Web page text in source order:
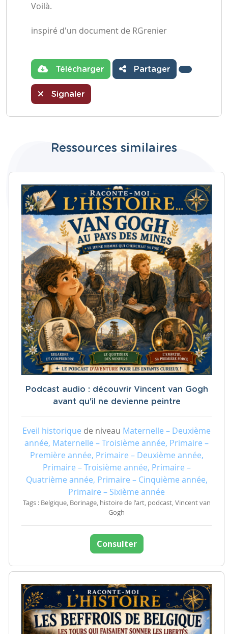
Voilà.
inspiré d'un document de RGrenier
Télécharger Partager
Signaler
Ressources similaires
Podcast audio : découvrir Vincent van Gogh
avant qu'il ne devienne peintre
Eveil historique de niveau Maternelle – Deuxième
année, Maternelle – Troisième année, Primaire –
Première année, Primaire – Deuxième année,
Primaire – Troisième année, Primaire –
Quatrième année, Primaire – Cinquième année,
Primaire – Sixième année
Tags : Belgique, Borinage, histoire de l'art, podcast, Vincent van
Gogh
Consulter